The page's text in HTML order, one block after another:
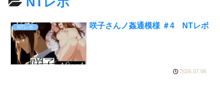
NTレボ 咲子さんノ姦通模様 ＃4 NTレボ
2026.07.06